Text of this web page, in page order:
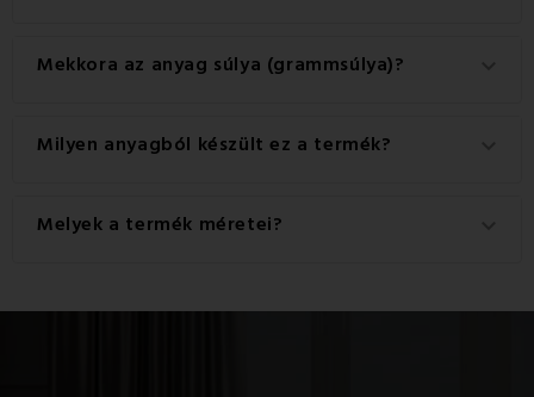
A legjobb eredmény érdekében javasoljuk, hogy a
terméket 40°C-on mossa.
Mekkora az anyag súlya (grammsúlya)?
A termékhez használt anyag súlya 140 g/m2.
Milyen anyagból készült ez a termék?
Ez a termék kiváló minőségű anyagból készült: 100%
pamut.
Melyek a termék méretei?